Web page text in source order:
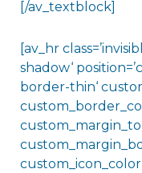
[/av_textblock]
[av_hr
shadow‘
border-thin‘